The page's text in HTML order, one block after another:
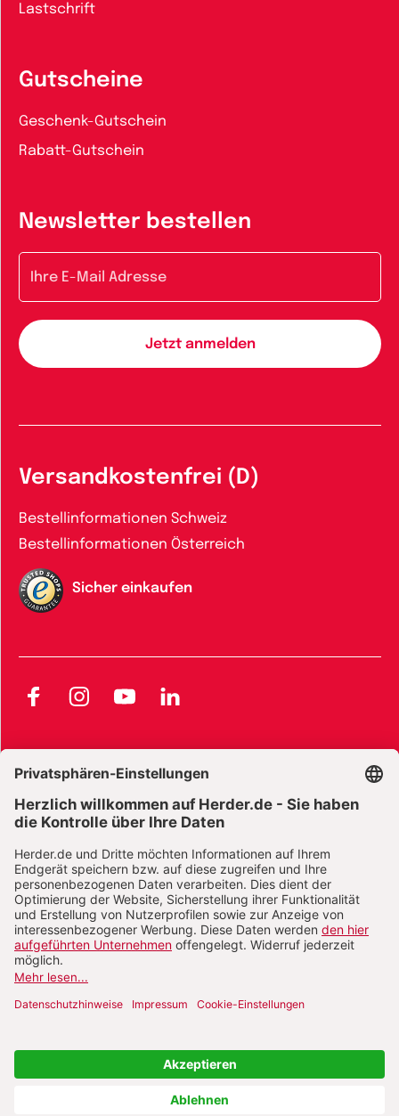
Lastschrift
Gutscheine
Geschenk-Gutschein
Rabatt-Gutschein
Newsletter bestellen
Versandkostenfrei (D)
Bestellinformationen Schweiz
Bestellinformationen Österreich
Sicher einkaufen
FacebookInstagramYouTubeLinkedIn
Widerrufsbelehrung E-Books
Widerrufsbelehrung Zeitschriften Datenschutz
Datenschutz Social Media Barrierefreiheit
Vertrag widerrufen